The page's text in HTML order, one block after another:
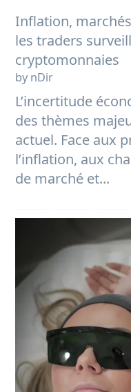
Inflation,
les traders
cryptomonnaies
by nDir
L’incertitude
des thèmes
actuel. Face aux
l’inflation, aux
de marché et...